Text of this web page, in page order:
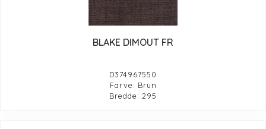
BLAKE DIMOUT FR
D374967550
Farve: Brun
Bredde: 295